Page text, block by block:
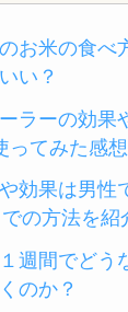
お米の食べ
い？
ラーの効果
ってみた感
効果は男性
の方法を紹
週間でどう
のか？